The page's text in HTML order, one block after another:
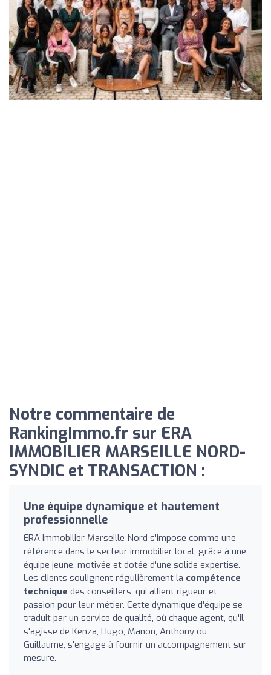
Notre commentaire de
RankingImmo.fr sur ERA
IMMOBILIER MARSEILLE NORD-
SYNDIC et TRANSACTION :
Une équipe dynamique et hautement
professionnelle
ERA Immobilier Marseille Nord s'impose comme une
référence dans le secteur immobilier local, grâce à une
équipe jeune, motivée et dotée d'une solide expertise.
Les clients soulignent régulièrement la compétence
technique des conseillers, qui allient rigueur et
passion pour leur métier. Cette dynamique d'équipe se
traduit par un service de qualité, où chaque agent, qu'il
s'agisse de Kenza, Hugo, Manon, Anthony ou
Guillaume, s'engage à fournir un accompagnement sur
mesure.